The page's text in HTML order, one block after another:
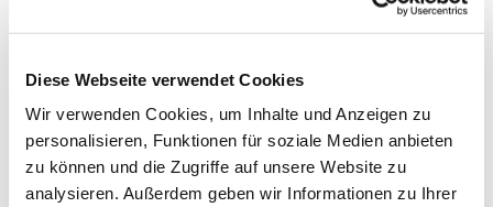
Diese Webseite verwendet Cookies
Wir verwenden Cookies, um Inhalte und Anzeigen zu
personalisieren, Funktionen für soziale Medien anbieten
zu können und die Zugriffe auf unsere Website zu
analysieren. Außerdem geben wir Informationen zu Ihrer